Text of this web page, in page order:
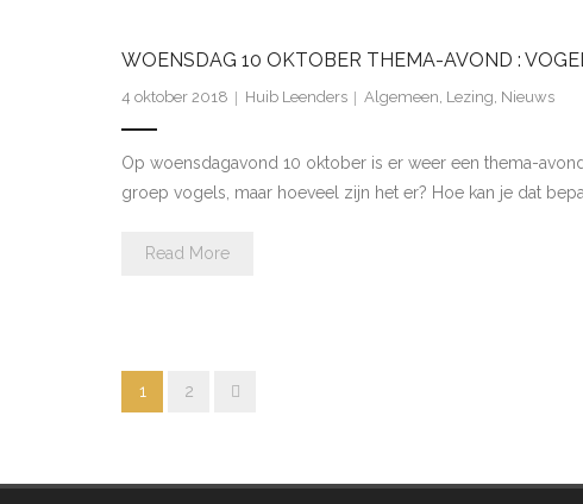
WOENSDAG 10 OKTOBER THEMA-AVOND :
4 oktober 2018 Huib Leenders Algemeen, Lezing, Nieuws
Op woensdagavond 10 oktober is er weer een thema-
groep vogels, maar hoeveel zijn het er? Hoe kan je dat
Read More
1 2